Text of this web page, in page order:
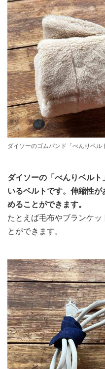
ダイソーのゴムバンド「べんりベ
ダイソーの「べんりベル
いるベルトです。伸縮性
めることができます。
たとえば毛布やブランケ
とができます。